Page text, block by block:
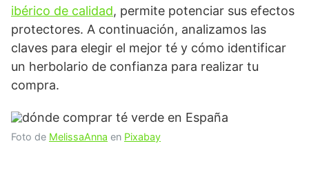
ibérico de calidad, permite potenciar sus efectos
protectores. A continuación, analizamos las
claves para elegir el mejor té y cómo identificar
un herbolario de confianza para realizar tu
compra.
Foto de MelissaAnna en Pixabay